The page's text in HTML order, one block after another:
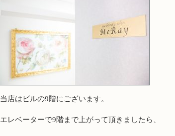
当店はビルの9階にございます。
エレベーターで9階まで上がって頂きましたら、